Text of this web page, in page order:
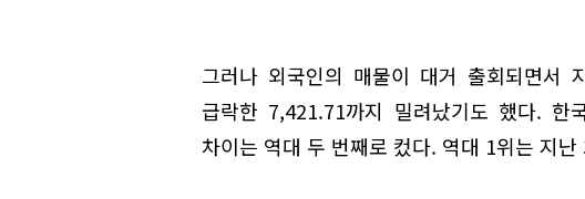
그러나 외국인의 매물이 대거 출회되면서
급락한 7,421.71까지 밀려났기도 했다. 한
차이는 역대 두 번째로 컸다. 역대 1위는 지